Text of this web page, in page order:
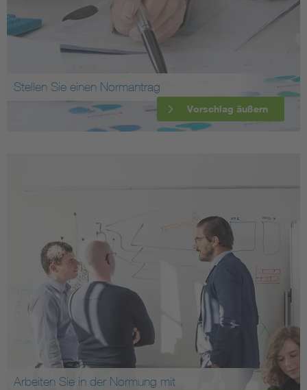
Stellen Sie einen Normantrag
Vorschlag äußern
Arbeiten Sie in der Normung mit